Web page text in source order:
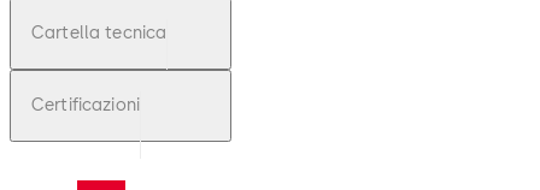
Cartella tecnica
Certificazioni